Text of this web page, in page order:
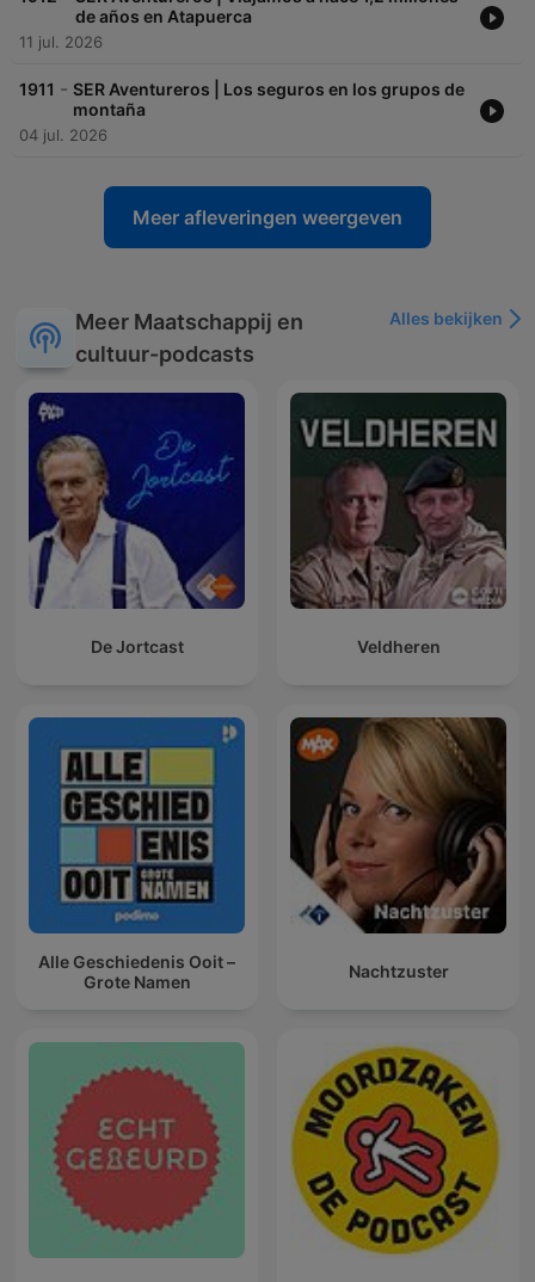
de años en Atapuerca
11 jul. 2026
1911 - SER Aventureros | Los seguros en los grupos de
montaña
04 jul. 2026
Meer afleveringen weergeven
Meer Maatschappij en
cultuur-podcasts
Alles bekijken
De Jortcast Veldheren
Alle Geschiedenis Ooit –
Grote Namen
Nachtzuster